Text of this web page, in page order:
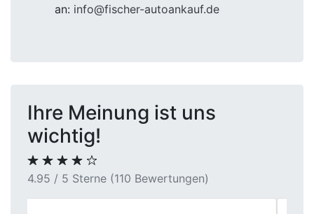
an: info@fischer-autoankauf.de
Ihre Meinung ist uns
wichtig!
4.95 / 5 Sterne (110 Bewertungen)